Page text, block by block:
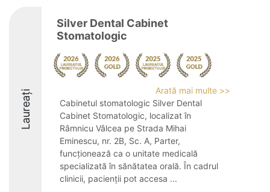
Laureați
Silver Dental Cabinet
Stomatologic
Arată mai multe >>
Cabinetul stomatologic Silver Dental
Cabinet Stomatologic, localizat în
Râmnicu Vâlcea pe Strada Mihai
Eminescu, nr. 2B, Sc. A, Parter,
funcționează ca o unitate medicală
specializată în sănătatea orală. În cadrul
clinicii, pacienții pot accesa ...